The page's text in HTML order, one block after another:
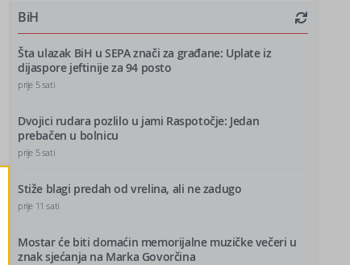
BiH
Šta ulazak BiH u SEPA znači za građane: Uplate iz
dijaspore jeftinije za 94 posto
prije 5 sati
Dvojici rudara pozlilo u jami Raspotočje: Jedan
prebačen u bolnicu
prije 5 sati
Stiže blagi predah od vrelina, ali ne zadugo
prije 11 sati
Mostar će biti domaćin memorijalne muzičke večeri u
znak sjećanja na Marka Govorčina